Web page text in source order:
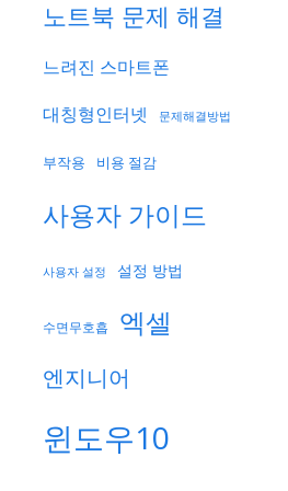
노트북 문제 해결
느려진 스마트폰
대칭형인터넷
문제해결방법
부작용 비용 절감
사용자 가이드
사용자 설정 설정 방법
수면무호흡 엑셀
엔지니어
윈도우10